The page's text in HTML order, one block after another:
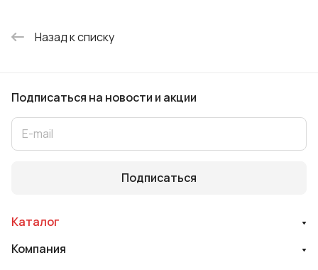
Назад к списку
Подписаться на новости и акции
Подписаться
Каталог
Компания